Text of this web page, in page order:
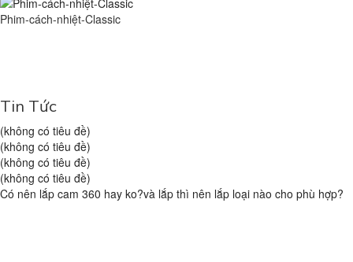
Phim-cách-nhiệt-Classic
Tin Tức
(không có tiêu đề)
(không có tiêu đề)
(không có tiêu đề)
(không có tiêu đề)
Có nên lắp cam 360 hay ko?và lắp thì nên lắp loại nào cho phù hợp?